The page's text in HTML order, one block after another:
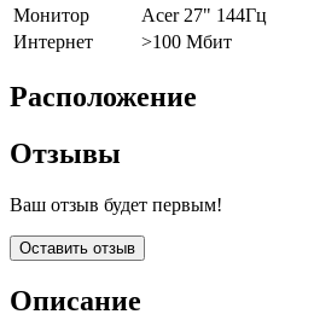
Монитор
Acer 27" 144Гц
Интернет
>100 Мбит
Расположение
Отзывы
Ваш отзыв будет первым!
Оставить отзыв
Описание